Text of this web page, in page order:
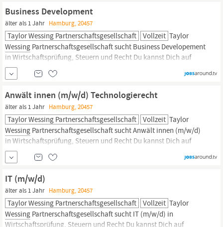
und Anwälten eine der größten...
Business Development
älter als 1 Jahr Hamburg, 20457
Taylor Wessing Partnerschaftsgesellschaft Vollzeit Taylor
Wessing Partnerschaftsgesellschaft sucht Business Developement
in Wirtschaftsprüfung, Steuern und Recht Du kannst Dich auf
folgende Benefits freuen: Home Office, Flexible Arbeitszeiten,
Deutschlandticket, Weiterbildungsmöglichkeiten,
Fitnessangebote Wir bieten - flexible Arbeitszeiten -
Deutschlandticket - Fitnessangebote - Corporate Benefits Wir...
Anwält innen (m/w/d) Technologierecht
älter als 1 Jahr Hamburg, 20457
Taylor Wessing Partnerschaftsgesellschaft Vollzeit Taylor
Wessing Partnerschaftsgesellschaft sucht Anwält innen (m/w/d)
in Wirtschaftsprüfung, Steuern und Recht Du kannst Dich auf
folgende Benefits freuen: Mobiles Arbeiten, Flexible Arbeitszeiten,
Mehr als 30 Tage Urlaub, Weiterbildungsmöglichkeiten,
Auslandsaufenthalte Wir bieten Gipfelstürmer:in, Mitgestalter:in,
Verantwortungsträger:in:
IT (m/w/d)
älter als 1 Jahr Hamburg, 20457
Taylor Wessing Partnerschaftsgesellschaft Vollzeit Taylor
Wessing Partnerschaftsgesellschaft sucht IT (m/w/d) in
Wirtschaftsprüfung, Steuern und Recht Du kannst Dich auf